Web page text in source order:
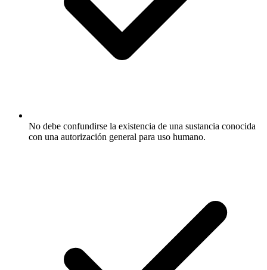
No debe confundirse la existencia de una sustancia conocida
con una autorización general para uso humano.